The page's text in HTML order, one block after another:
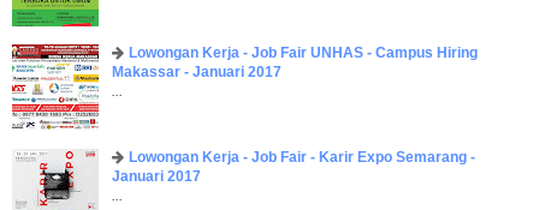
Lowongan Kerja - Job Fair UNHAS - Campus Hiring
Makassar - Januari 2017
...
Lowongan Kerja - Job Fair - Karir Expo Semarang -
Januari 2017
...